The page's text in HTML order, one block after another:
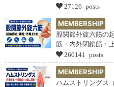
27126 posts
MEMBERSHIP
股関節外旋六筋の
筋・内外閉鎖筋・
260141 posts
MEMBERSHIP
ハムストリングス